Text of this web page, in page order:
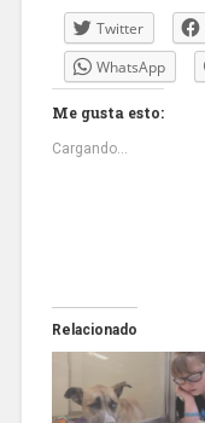
Twitter
WhatsApp
Me gusta esto:
Cargando...
Relacionado